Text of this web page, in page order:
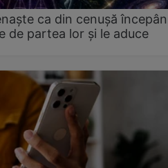
ca din cenușă
de partea lor și le aduce